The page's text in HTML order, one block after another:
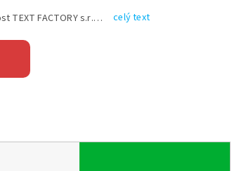
Vyplněním shora uvedených údajů beru na vědomí, že společnost TEXT FACTORY s.r.o., sídlem Brno, Durďákova 336/29, Černá Pole, PSČ: 613 00, IČ: 06157831, zapsané u Krajského soudu v Brně, oddíl C, vložka 100399, bude zpracovávat mé osobní údaje uvedené v rámci mnou vyplněného registračního formuláře na základě oprávněných zájmů TEXT FACTORY s.r.o. dle čl. 6 odst. 1 písm. f) GDPR a pro splnění právních povinností (čl. 6 odst. 1 písm. c) GDPR), a to pro tyto účely: nezbytnost zajistit oprávnění návštěvníka webových stránek provozovaných společností TEXT FACTORY s.r.o. přispívat aktivně ke zveřejněným článkům nebo v rámci diskusních fór a výkon práv TEXT FACTORY s.r.o. jako administrátora těchto diskusních fór. Více informací o zpracování osobních údajů a právech lze nalézt v celý text